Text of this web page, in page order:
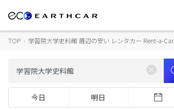
TOP › 学習院大学史料館 周辺の安い レンタカー Rent-a-Car
今日 明日